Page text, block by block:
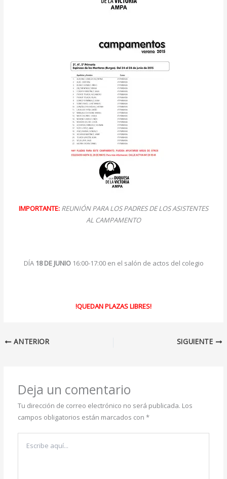
IMPORTANTE: REUNIÓN PARA LOS PADRES DE LOS ASISTENTES
AL CAMPAMENTO
DÍA 18 DE JUNIO16:00-17:00 en el salón de actos del colegio
!QUEDAN PLAZAS LIBRES!
ANTERIOR SIGUIENTE
Deja un comentario
Tu dirección de correo electrónico no será publicada. Los
campos obligatorios están marcados con *
aquí...